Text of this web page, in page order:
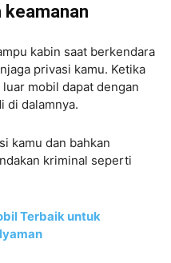
keamanan
kabin saat berkendara
privasi kamu. Ketika
mobil dapat dengan
di dalamnya.
kamu dan bahkan
kriminal seperti
Terbaik untuk